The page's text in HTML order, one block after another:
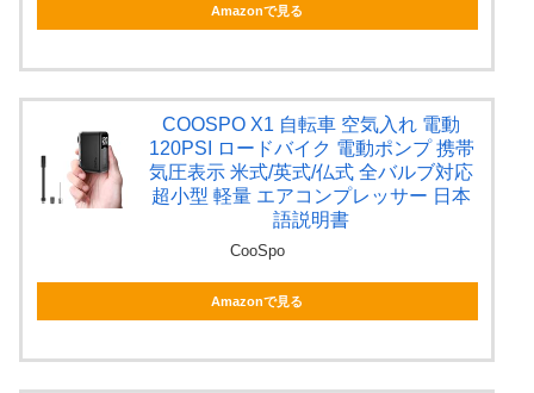
Amazonで見る
COOSPO X1 自転車 空気入れ 電動
120PSI ロードバイク 電動ポンプ 携帯
気圧表示 米式/英式/仏式 全バルブ対応
超小型 軽量 エアコンプレッサー 日本
語説明書
CooSpo
Amazonで見る